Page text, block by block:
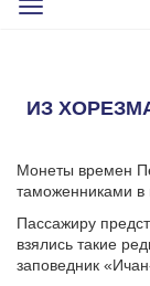
Toggle
ИЗ
Монеты времен
таможенниками в
Пассажиру
взялись такие
заповедник